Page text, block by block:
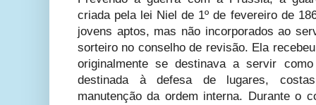
criada pela lei Niel de 1º de fevereiro de
jovens aptos, mas não incorporados ao
sorteiro no conselho de revisão. Ela
originalmente se destinava a servir
destinada à defesa de lugares,
manutenção da ordem interna. Durante o